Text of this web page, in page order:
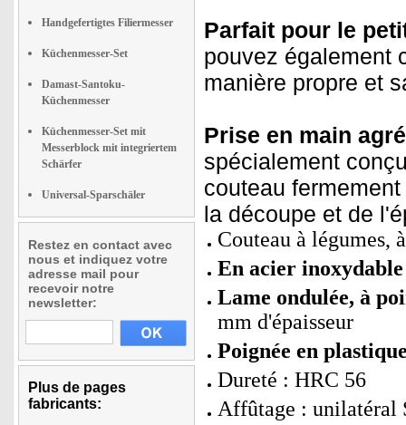
Handgefertigtes Filiermesser
Küchenmesser-Set
Damast-Santoku-
Küchenmesser
Küchenmesser-Set mit
Messerblock mit integriertem
Schärfer
Universal-Sparschäler
Restez en contact avec
nous et indiquez votre
adresse mail pour
recevoir notre
newsletter:
Plus de pages
fabricants:
Parfait pour le
pouvez également
manière propre et
Prise en main
spécialement
couteau
la découpe et de
Couteau à légumes,
En acier
Lame ondulée, à
mm d'épaisseur
Poignée en
Dureté : HRC 56
Affûtage : unilatéral